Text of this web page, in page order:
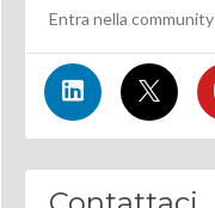
Entra nella community